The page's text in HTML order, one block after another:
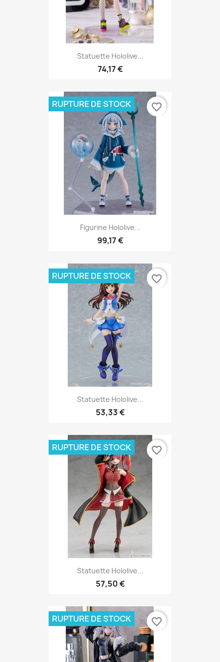
Statuette Hololive...
74,17 €
Figurine Hololive...
99,17 €
RUPTURE DE STOCK favorite_border
Statuette Hololive...
53,33 €
RUPTURE DE STOCK favorite_border
Statuette Hololive...
57,50 €
RUPTURE DE STOCK favorite_border
RUPTURE DE STOCK favorite_border